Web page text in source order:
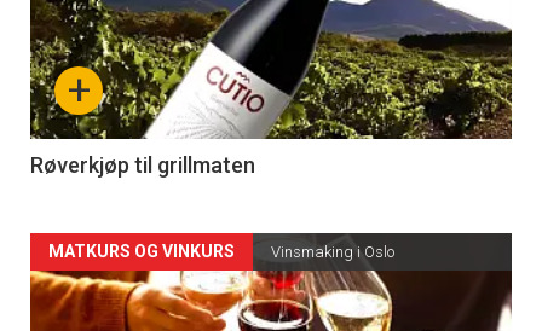
akkurat
nå
-
4
+
Røverkjøp til grillmaten
Forsiden
akkurat
MATKURS OG VINKURS Vinsmaking i Oslo